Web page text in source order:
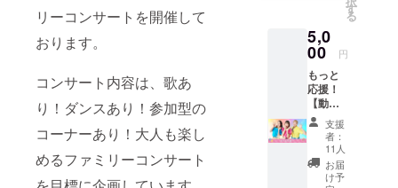
リーコンサートを開催して
おります。
コンサート内容は、歌あ
り！ダンスあり！参加型の
コーナーあり！大人も楽し
めるファミリーコンサート
CAMPF
セージ
にて参
をお送
りしま
す。
▽Musa
Hitomi
プロ
フィー
ル NYを
日時：6
月3日
PM9:00
〜10:00
普段聞
けない
NYでの
ミュー
ジカル
事情の
開催の
歌とダ
ンスの
ワーク
ショッ
プで
す！
nico't
moms
の、ガ
チ歌！
す
る
5,0
00 円
もっと
応援！
【動画
お礼
メッ
セー
ジ】
nico't
支援
者：
11人
お届
け予